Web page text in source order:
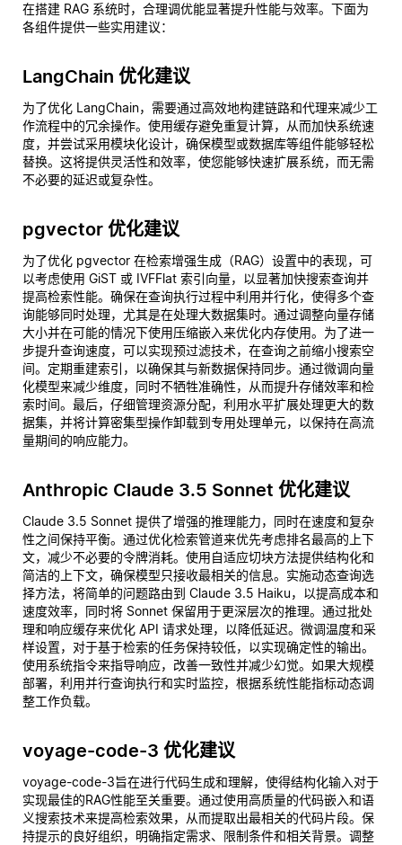
在搭建 RAG 系统时，合理调优能显著提升性能与效率。下面为
各组件提供一些实用建议：
LangChain 优化建议
为了优化 LangChain，需要通过高效地构建链路和代理来减少工
作流程中的冗余操作。使用缓存避免重复计算，从而加快系统速
度，并尝试采用模块化设计，确保模型或数据库等组件能够轻松
替换。这将提供灵活性和效率，使您能够快速扩展系统，而无需
不必要的延迟或复杂性。
pgvector 优化建议
为了优化 pgvector 在检索增强生成（RAG）设置中的表现，可
以考虑使用 GiST 或 IVFFlat 索引向量，以显著加快搜索查询并
提高检索性能。确保在查询执行过程中利用并行化，使得多个查
询能够同时处理，尤其是在处理大数据集时。通过调整向量存储
大小并在可能的情况下使用压缩嵌入来优化内存使用。为了进一
步提升查询速度，可以实现预过滤技术，在查询之前缩小搜索空
间。定期重建索引，以确保其与新数据保持同步。通过微调向量
化模型来减少维度，同时不牺牲准确性，从而提升存储效率和检
索时间。最后，仔细管理资源分配，利用水平扩展处理更大的数
据集，并将计算密集型操作卸载到专用处理单元，以保持在高流
量期间的响应能力。
Anthropic Claude 3.5 Sonnet 优化建议
Claude 3.5 Sonnet 提供了增强的推理能力，同时在速度和复杂
性之间保持平衡。通过优化检索管道来优先考虑排名最高的上下
文，减少不必要的令牌消耗。使用自适应切块方法提供结构化和
简洁的上下文，确保模型只接收最相关的信息。实施动态查询选
择方法，将简单的问题路由到 Claude 3.5 Haiku，以提高成本和
速度效率，同时将 Sonnet 保留用于更深层次的推理。通过批处
理和响应缓存来优化 API 请求处理，以降低延迟。微调温度和采
样设置，对于基于检索的任务保持较低，以实现确定性的输出。
使用系统指令来指导响应，改善一致性并减少幻觉。如果大规模
部署，利用并行查询执行和实时监控，根据系统性能指标动态调
整工作负载。
voyage-code-3 优化建议
voyage-code-3旨在进行代码生成和理解，使得结构化输入对于
实现最佳的RAG性能至关重要。通过使用高质量的代码嵌入和语
义搜索技术来提高检索效果，从而提取出最相关的代码片段。保
持提示的良好组织，明确指定需求、限制条件和相关背景。调整